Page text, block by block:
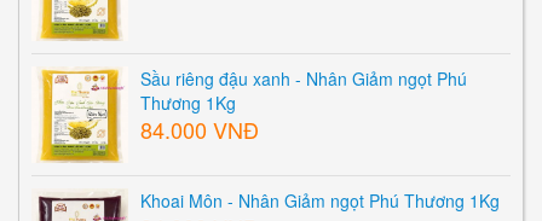
Sầu riêng đậu xanh - Nhân Giảm ngọt Phú
Thương 1Kg
84.000 VNĐ
Khoai Môn - Nhân Giảm ngọt Phú Thương 1Kg